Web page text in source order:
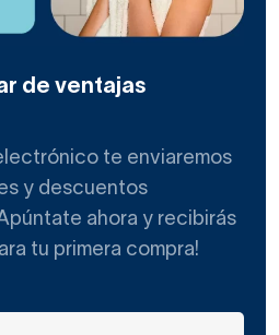
pero entre nuestras
de hidromasaje
de hidromasaje
te proporcionan este
desde el fondo se reparten de
de ventajas
te enviaremos
y descuentos
ahora y recibirás
tu primera compra!